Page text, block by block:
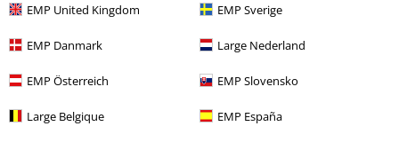
EMP United Kingdom EMP Sverige
EMP Danmark Large Nederland
EMP Österreich EMP Slovensko
Large Belgique EMP España